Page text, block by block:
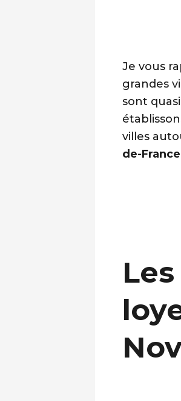
Je vous
grandes
sont
villes
de-France